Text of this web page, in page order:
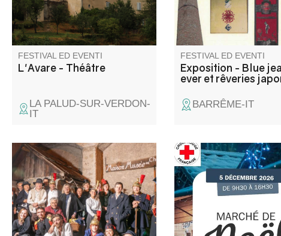
contro il dispotismo. A seguire,
una cena in compagnia.
FESTIVAL ED EVENTI
L'Avare - Théâtre
LA PALUD-SUR-VERDON-
IT
FESTIVAL ED EVENTI
Exposition - Blue
ever et rêveries
BARRÊME-IT
Durante queste serate, sarete
trasportati indietro nel tempo
per scoprire Colmars
attraverso i secoli.
Un'esperienza unica nel cuore
del museo e delle fortificazioni
Participez aux actions
Croix Rouge Française
et venez rencontrer
des bénévoles. De
affaires sur le marché
l'arrivée des fêtes.